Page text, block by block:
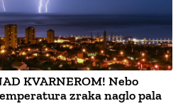
KVARNEROM! Nebo
zraka naglo pala